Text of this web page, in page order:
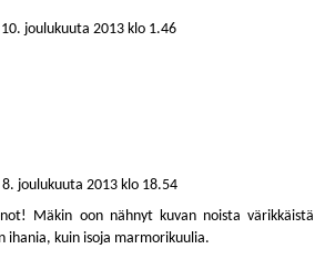
10. joulukuuta 2013 klo 1.46
8. joulukuuta 2013 klo 18.54
Mäkin oon nähnyt kuvan noista värikkäistä
ihania, kuin isoja marmorikuulia.